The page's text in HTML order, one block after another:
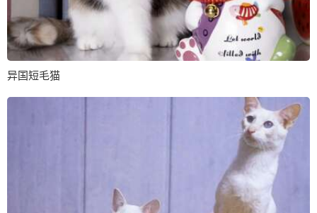
异国短毛猫